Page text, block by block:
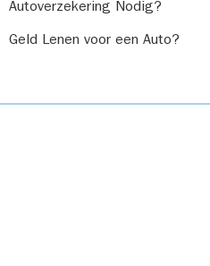
Autoverzekering Nodig?
Geld Lenen voor een Auto?